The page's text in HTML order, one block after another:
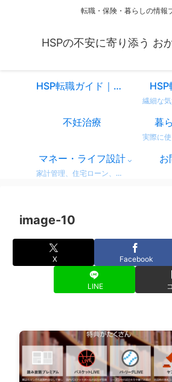
転職・保険・暮らしの情報
HSPの不安に寄り添う お
HSP転職ガイド｜仕事を変えるべきか迷ったときに読む、共感と気づきのスタートページ
不妊治療 暮
マネー・ライフ設計
家計管理、住宅ローン、保険、ふるさと納税など、暮らしのお金にまつわる情報をわかりやすく解説。 無理せず・不安なく、将来に備えるためのヒントをまとめています。 どれも実体験をベースに、生活者目線で書いています。
お
image-10
X Facebook
LINE